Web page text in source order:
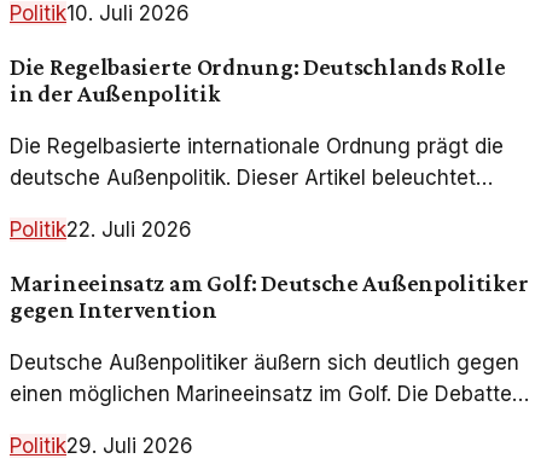
Politik10. Juli 2026
Die Regelbasierte Ordnung: Deutschlands Rolle
in der Außenpolitik
Die Regelbasierte internationale Ordnung prägt die
deutsche Außenpolitik. Dieser Artikel beleuchtet
Politik22. Juli 2026
Marineeinsatz am Golf: Deutsche Außenpolitiker
gegen Intervention
Deutsche Außenpolitiker äußern sich deutlich gegen
einen möglichen Marineeinsatz im Golf. Die Debatte
Entwicklungen wider.
Politik29. Juli 2026